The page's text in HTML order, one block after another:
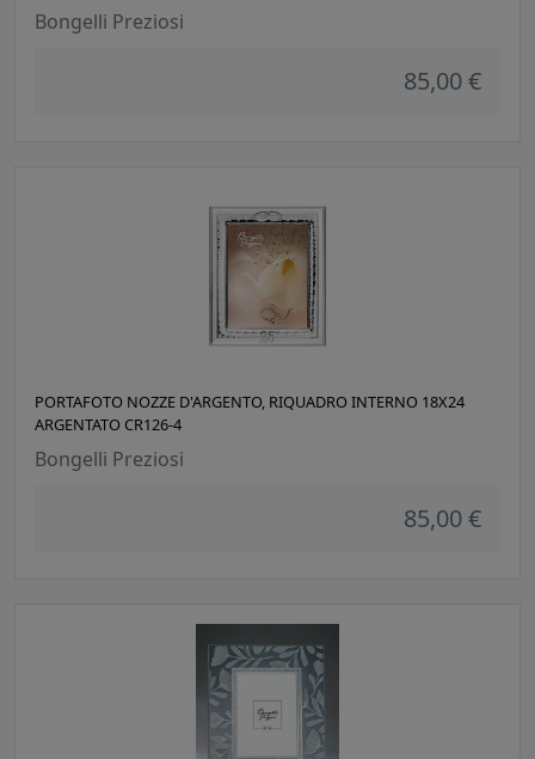
Bongelli Preziosi
85,00 €
PORTAFOTO NOZZE D'ARGENTO, RIQUADRO INTERNO 18X24
ARGENTATO CR126-4
Bongelli Preziosi
85,00 €